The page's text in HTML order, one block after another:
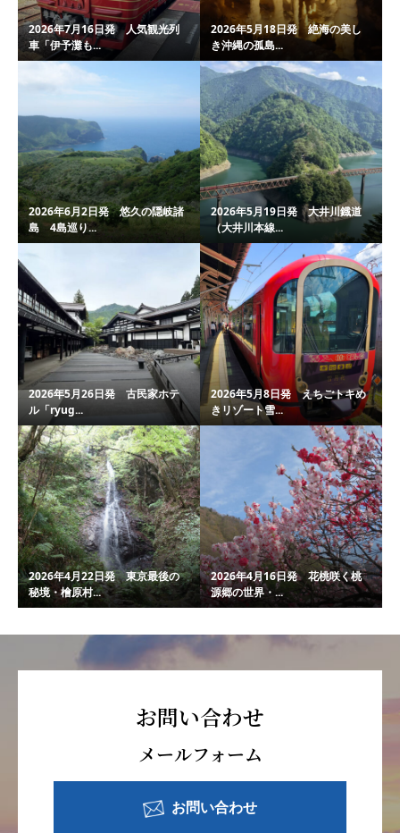
2026年7月16日発 人気観光列
車「伊予灘も...
2026年5月18日発 絶海の美し
き沖縄の孤島...
2026年6月2日発 悠久の隠岐諸
島 4島巡り...
2026年5月19日発 大井川鐡道
（大井川本線...
2026年5月26日発 古民家ホテ
ル「ryug...
2026年5月8日発 えちごトキめ
きリゾート雪...
2026年4月22日発 東京最後の
秘境・檜原村...
2026年4月16日発 花桃咲く桃
源郷の世界・...
お問い合わせ
メールフォーム
お問い合わせ